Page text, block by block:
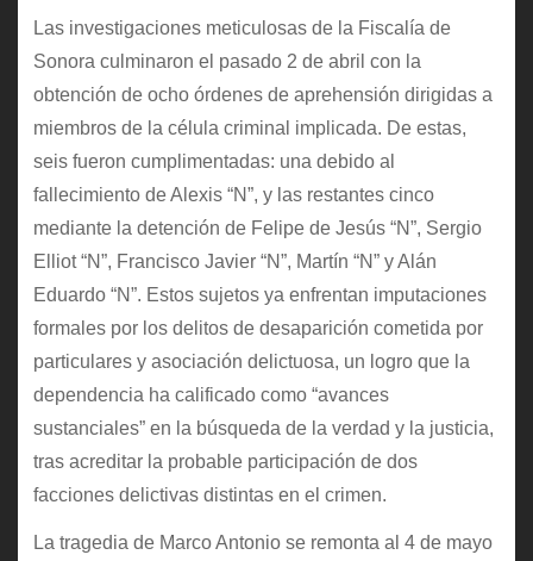
Las investigaciones meticulosas de la Fiscalía de
Sonora culminaron el pasado 2 de abril con la
obtención de ocho órdenes de aprehensión dirigidas a
miembros de la célula criminal implicada. De estas,
seis fueron cumplimentadas: una debido al
fallecimiento de Alexis “N”, y las restantes cinco
mediante la detención de Felipe de Jesús “N”, Sergio
Elliot “N”, Francisco Javier “N”, Martín “N” y Alán
Eduardo “N”. Estos sujetos ya enfrentan imputaciones
formales por los delitos de desaparición cometida por
particulares y asociación delictuosa, un logro que la
dependencia ha calificado como “avances
sustanciales” en la búsqueda de la verdad y la justicia,
tras acreditar la probable participación de dos
facciones delictivas distintas en el crimen.
La tragedia de Marco Antonio se remonta al 4 de mayo